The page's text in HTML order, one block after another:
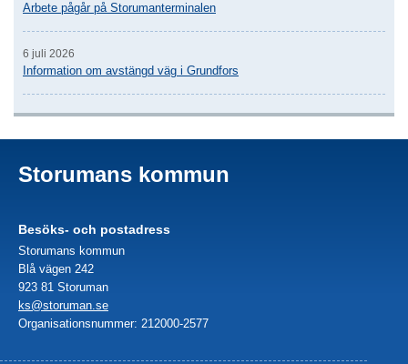
Arbete pågår på Storumanterminalen
6 juli 2026
Information om avstängd väg i Grundfors
Storumans kommun
Besöks- och postadress
Storumans kommun
Blå vägen 242
923 81 Storuman
ks@storuman.se
Organisationsnummer: 212000-2577